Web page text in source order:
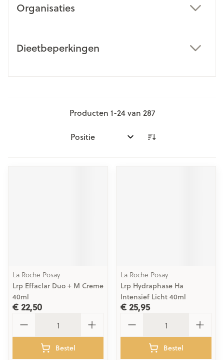
Organisaties
Dieetbeperkingen
Producten 1-24van 287
Sorteer op:
La Roche Posay
Lrp Effaclar Duo + M Creme
40ml
€ 22,50
Bestel
La Roche Posay
Lrp Hydraphase Ha
Intensief Licht 40ml
€ 25,95
Bestel